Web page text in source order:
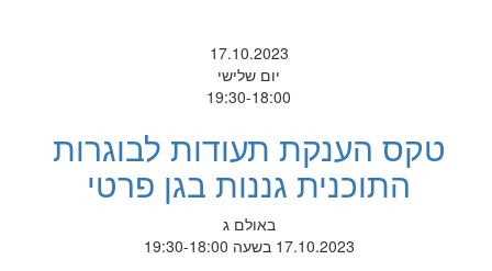
17.10.2023
יום שלישי
19:30-18:00
טקס הענקת תעודות לבוגרות
התוכנית גננות בגן פרטי
באולם ג
17.10.2023 בשעה 19:30-18:00